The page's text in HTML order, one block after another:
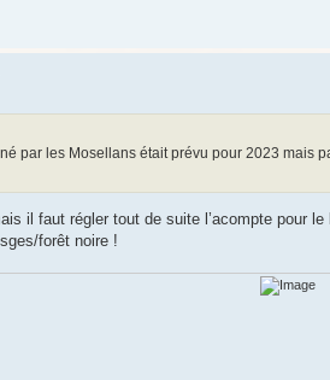
par les Mosellans était prévu pour 2023 mais
il faut régler tout de suite l’acompte pour
forêt noire !